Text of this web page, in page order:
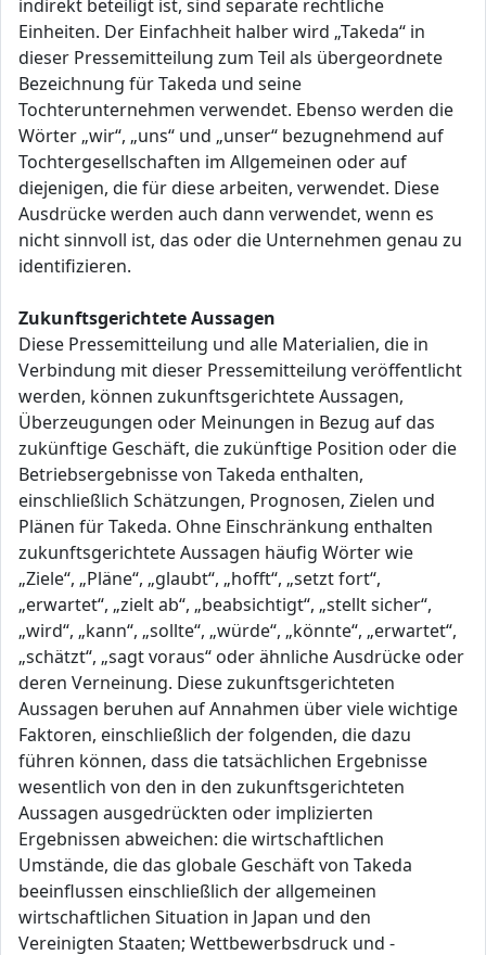
indirekt beteiligt ist, sind separate rechtliche
Einheiten. Der Einfachheit halber wird „Takeda“ in
dieser Pressemitteilung zum Teil als übergeordnete
Bezeichnung für Takeda und seine
Tochterunternehmen verwendet. Ebenso werden die
Wörter „wir“, „uns“ und „unser“ bezugnehmend auf
Tochtergesellschaften im Allgemeinen oder auf
diejenigen, die für diese arbeiten, verwendet. Diese
Ausdrücke werden auch dann verwendet, wenn es
nicht sinnvoll ist, das oder die Unternehmen genau zu
identifizieren.
Zukunftsgerichtete Aussagen
Diese Pressemitteilung und alle Materialien, die in
Verbindung mit dieser Pressemitteilung veröffentlicht
werden, können zukunftsgerichtete Aussagen,
Überzeugungen oder Meinungen in Bezug auf das
zukünftige Geschäft, die zukünftige Position oder die
Betriebsergebnisse von Takeda enthalten,
einschließlich Schätzungen, Prognosen, Zielen und
Plänen für Takeda. Ohne Einschränkung enthalten
zukunftsgerichtete Aussagen häufig Wörter wie
„Ziele“, „Pläne“, „glaubt“, „hofft“, „setzt fort“,
„erwartet“, „zielt ab“, „beabsichtigt“, „stellt sicher“,
„wird“, „kann“, „sollte“, „würde“, „könnte“, „erwartet“,
„schätzt“, „sagt voraus“ oder ähnliche Ausdrücke oder
deren Verneinung. Diese zukunftsgerichteten
Aussagen beruhen auf Annahmen über viele wichtige
Faktoren, einschließlich der folgenden, die dazu
führen können, dass die tatsächlichen Ergebnisse
wesentlich von den in den zukunftsgerichteten
Aussagen ausgedrückten oder implizierten
Ergebnissen abweichen: die wirtschaftlichen
Umstände, die das globale Geschäft von Takeda
beeinflussen einschließlich der allgemeinen
wirtschaftlichen Situation in Japan und den
Vereinigten Staaten; Wettbewerbsdruck und -